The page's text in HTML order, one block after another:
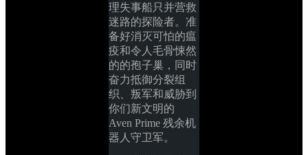
理失事船只并营救
迷路的探险者。准
备好消灭可怕的瘟
疫和令人毛骨悚然
的的孢子巢，同时
奋力抵御分裂组
织、叛军和威胁到
你们新文明的
Aven Prime 残余机
器人守卫军。